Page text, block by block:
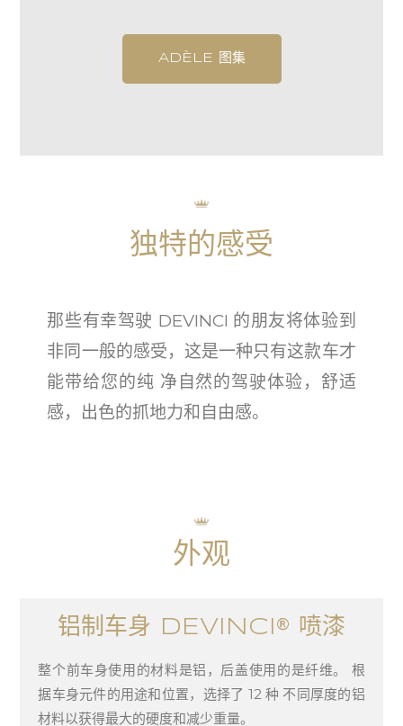
ADÈLE 图集
独特的感受
那些有幸驾驶 DEVINCI 的朋友将体验到
非同一般的感受，这是一种只有这款车才
能带给您的纯 净自然的驾驶体验，舒适
感，出色的抓地力和自由感。
外观
铝制车身 DEVINCI® 喷漆
整个前车身使用的材料是铝，后盖使用的是纤维。 根
据车身元件的用途和位置，选择了 12 种 不同厚度的铝
材料以获得最大的硬度和减少重量。